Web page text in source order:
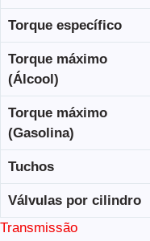
Torque específico
Torque máximo
(Álcool)
Torque máximo
(Gasolina)
Tuchos
Válvulas por cilindro
Transmissão